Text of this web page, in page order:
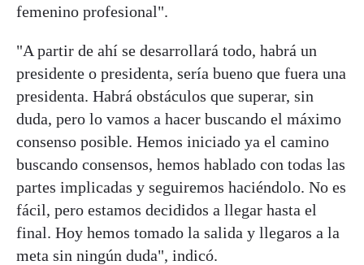
femenino profesional".
"A partir de ahí se desarrollará todo, habrá un
presidente o presidenta, sería bueno que fuera una
presidenta. Habrá obstáculos que superar, sin
duda, pero lo vamos a hacer buscando el máximo
consenso posible. Hemos iniciado ya el camino
buscando consensos, hemos hablado con todas las
partes implicadas y seguiremos haciéndolo. No es
fácil, pero estamos decididos a llegar hasta el
final. Hoy hemos tomado la salida y llegaros a la
meta sin ningún duda", indicó.